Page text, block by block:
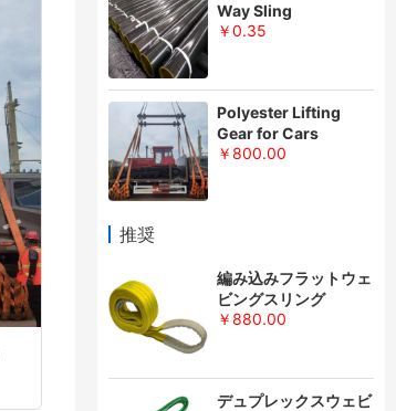
Way Sling
￥0.35
Polyester Lifting
Gear for Cars
￥800.00
推奨
編み込みフラットウェ
ビングスリング
￥880.00
デュプレックスウェビ